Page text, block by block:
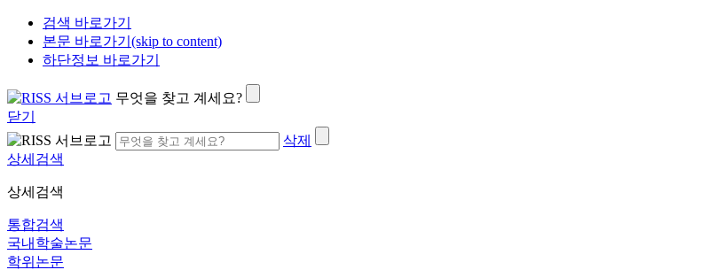
검색 바로가기
본문 바로가기(skip to content)
하단정보 바로가기
무엇을 찾고 계세요?
닫기
삭제
상세검색
상세검색
통합검색
국내학술논문
학위논문